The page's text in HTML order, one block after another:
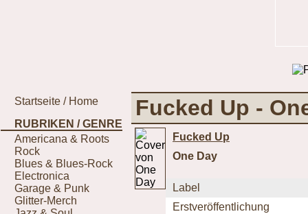
Startseite / Home
RUBRIKEN / GENRE
Americana & Roots
Rock
Blues & Blues-Rock
Electronica
Garage & Punk
Glitter-Merch
Fucked Up -
Fucked Up
One Day
Label
Erstveröffentlichung